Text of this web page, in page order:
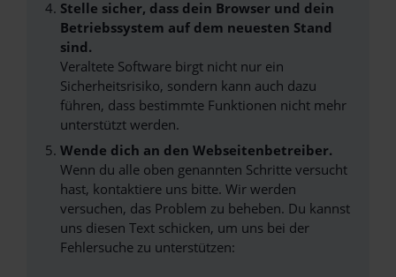
Stelle sicher, dass dein Browser und dein
Betriebssystem auf dem neuesten Stand
sind.
Veraltete Software birgt nicht nur ein
Sicherheitsrisiko, sondern kann auch dazu
führen, dass bestimmte Funktionen nicht mehr
unterstützt werden.
Wende dich an den Webseitenbetreiber.
Wenn du alle oben genannten Schritte versucht
hast, kontaktiere uns bitte. Wir werden
versuchen, das Problem zu beheben. Du kannst
uns diesen Text schicken, um uns bei der
Fehlersuche zu unterstützen: